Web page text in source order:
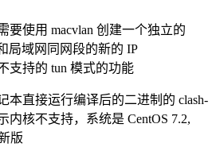
要使用 macvlan 创建一个独立的
局域网同网段的新的 IP
支持的 tun 模式的功能
本直接运行编译后的二进制的 clash-
内核不支持，系统是 CentOS 7.2,
版